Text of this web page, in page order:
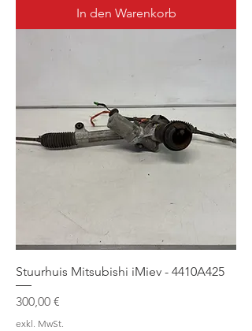
In den Warenkorb
Stuurhuis Mitsubishi iMiev - 4410A425
Preis
300,00 €
exkl. MwSt.